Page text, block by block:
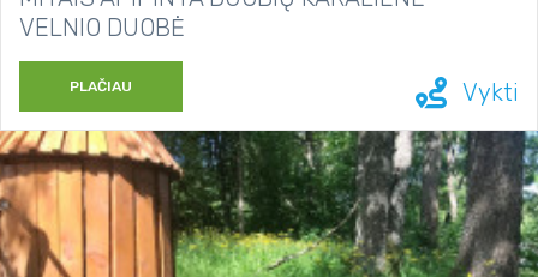
VELNIO DUOBĖ
PLAČIAU Vykti